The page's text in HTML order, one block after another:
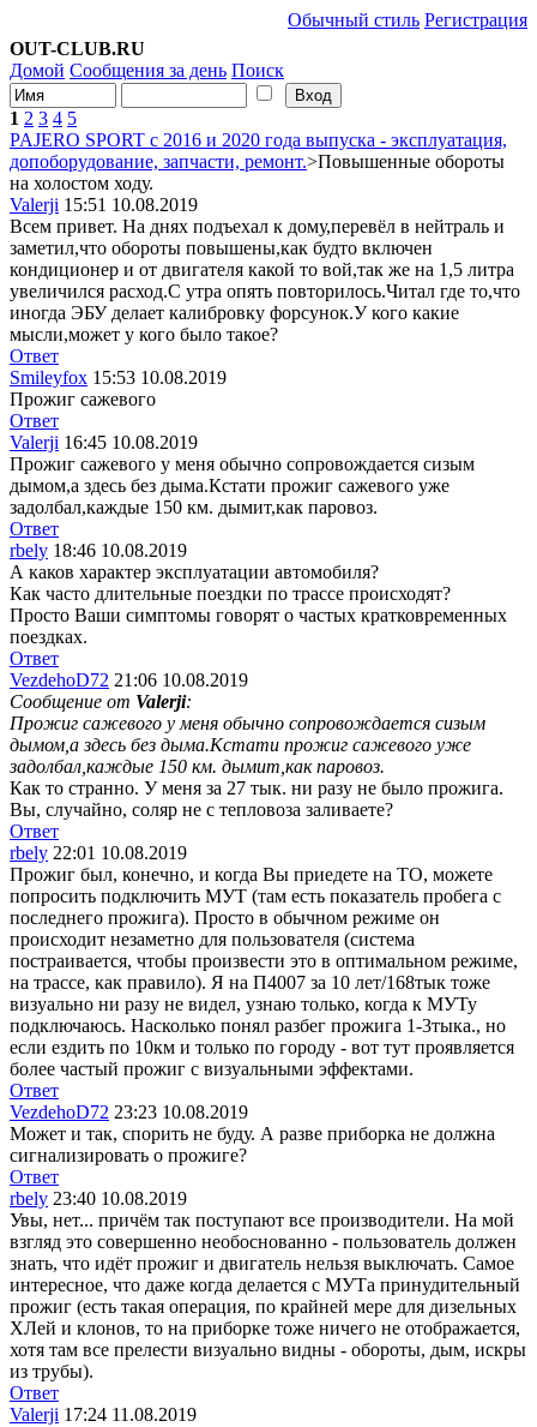
Обычный стиль Регистрация
OUT-CLUB.RU
Домой Сообщения за день Поиск
1 2 3 4 5
PAJERO SPORT с 2016 и 2020 года выпуска - эксплуатация,
допоборудование, запчасти, ремонт.>Повышенные обороты
на холостом ходу.
Valerji 15:51 10.08.2019
Всем привет. На днях подъехал к дому,перевёл в нейтраль и
заметил,что обороты повышены,как будто включен
кондиционер и от двигателя какой то вой,так же на 1,5 литра
увеличился расход.С утра опять повторилось.Читал где то,что
иногда ЭБУ делает калибровку форсунок.У кого какие
мысли,может у кого было такое?
Ответ
Smileyfox 15:53 10.08.2019
Прожиг сажевого
Ответ
Valerji 16:45 10.08.2019
Прожиг сажевого у меня обычно сопровождается сизым
дымом,а здесь без дыма.Кстати прожиг сажевого уже
задолбал,каждые 150 км. дымит,как паровоз.
Ответ
rbely 18:46 10.08.2019
А каков характер эксплуатации автомобиля?
Как часто длительные поездки по трассе происходят?
Просто Ваши симптомы говорят о частых кратковременных
поездках.
Ответ
VezdehoD72 21:06 10.08.2019
Сообщение от Valerji:
Прожиг сажевого у меня обычно сопровождается сизым
дымом,а здесь без дыма.Кстати прожиг сажевого уже
задолбал,каждые 150 км. дымит,как паровоз.
Как то странно. У меня за 27 тык. ни разу не было прожига.
Вы, случайно, соляр не с тепловоза заливаете?
Ответ
rbely 22:01 10.08.2019
Прожиг был, конечно, и когда Вы приедете на ТО, можете
попросить подключить МУТ (там есть показатель пробега с
последнего прожига). Просто в обычном режиме он
происходит незаметно для пользователя (система
постраивается, чтобы произвести это в оптимальном режиме,
на трассе, как правило). Я на П4007 за 10 лет/168тык тоже
визуально ни разу не видел, узнаю только, когда к МУТу
подключаюсь. Насколько понял разбег прожига 1-3тыка., но
если ездить по 10км и только по городу - вот тут проявляется
более частый прожиг с визуальными эффектами.
Ответ
VezdehoD72 23:23 10.08.2019
Может и так, спорить не буду. А разве приборка не должна
сигнализировать о прожиге?
Ответ
rbely 23:40 10.08.2019
Увы, нет... причём так поступают все производители. На мой
взгляд это совершенно необоснованно - пользователь должен
знать, что идёт прожиг и двигатель нельзя выключать. Самое
интересное, что даже когда делается с МУТа принудительный
прожиг (есть такая операция, по крайней мере для дизельных
ХЛей и клонов, то на приборке тоже ничего не отображается,
хотя там все прелести визуально видны - обороты, дым, искры
из трубы).
Ответ
Valerji 17:24 11.08.2019